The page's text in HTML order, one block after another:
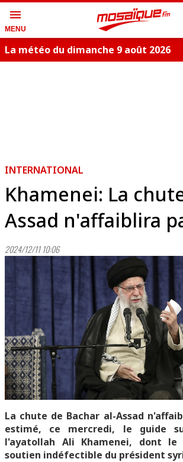
menu
MENU
La météo du dimanche 9 août 2026
INTERNATIONAL
Khamenei: La
Assad n'affaiblira
2024/12/11 10:06
La chute de Bachar al-Assad
estimé, ce mercredi, le guide
l'ayatollah Ali Khamenei, dont
soutien indéfectible du président